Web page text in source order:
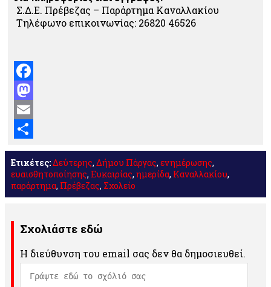
Σ.Δ.Ε. Πρέβεζας – Παράρτημα Καναλλακίου
Τηλέφωνο επικοινωνίας: 26820 46526
Facebook
Mastodon
Email
Μοιραστείτε
Ετικέτες:Δεύτερης, Δήμου Πάργας, ενημέρωσης,
ευαισθητοποίησης, Ευκαιρίας, ημερίδα, Καναλλακίου,
παράρτημα, Πρέβεζας, Σχολείο
Σχολιάστε εδώ
Η διεύθυνση του email σας δεν θα δημοσιευθεί.